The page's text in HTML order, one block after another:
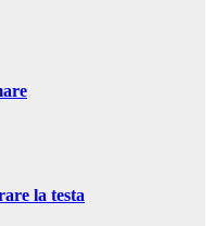
la testa